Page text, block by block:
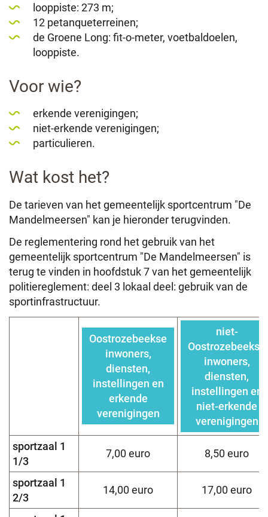
looppiste: 273 m;
12 petanqueterreinen;
de Groene Long: fit-o-meter, voetbaldoelen,
looppiste.
Voor wie?
erkende verenigingen;
niet-erkende verenigingen;
particulieren.
Wat kost het?
De tarieven van het gemeentelijk sportcentrum "De
Mandelmeersen" kan je hieronder terugvinden.
De reglementering rond het gebruik van het
gemeentelijk sportcentrum "De Mandelmeersen" is
terug te vinden in hoofdstuk 7 van het gemeentelijk
politiereglement: deel 3 lokaal deel: gebruik van de
sportinfrastructuur.
Oostrozebeekse
inwoners,
diensten,
instellingen en
erkende
verenigingen
niet-
Oostrozebeekse
inwoners,
diensten,
instellingen en
niet-erkende
verenigingen
sportzaal 1
1/3
7,00 euro 8,50 euro
sportzaal 1
2/3
14,00 euro 17,00 euro